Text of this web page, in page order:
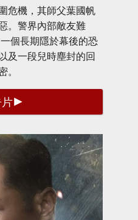
危機，其師父葉國帆
。警界內部敵友難
個長期隱於幕後的恐
及一段兒時塵封的回